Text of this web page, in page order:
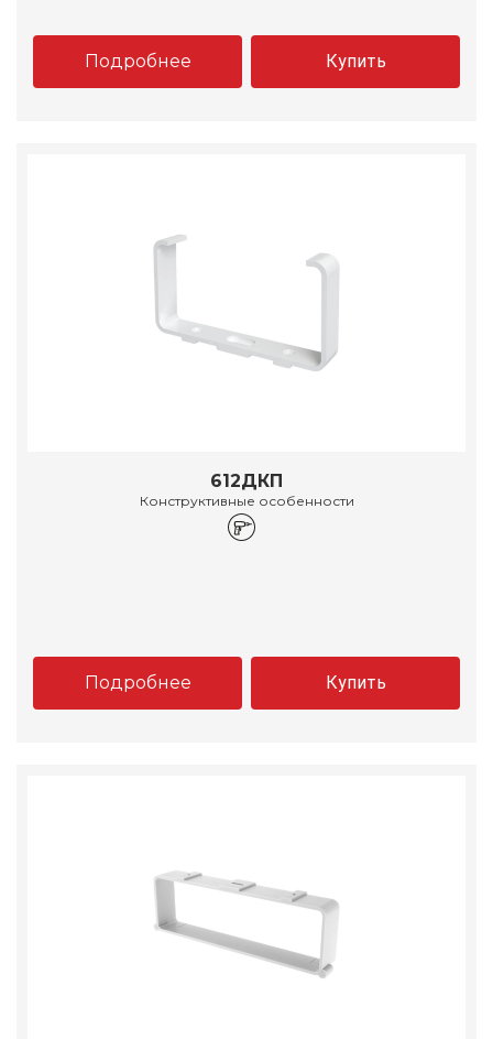
Подробнее Купить
612ДКП
Конструктивные особенности
Подробнее Купить